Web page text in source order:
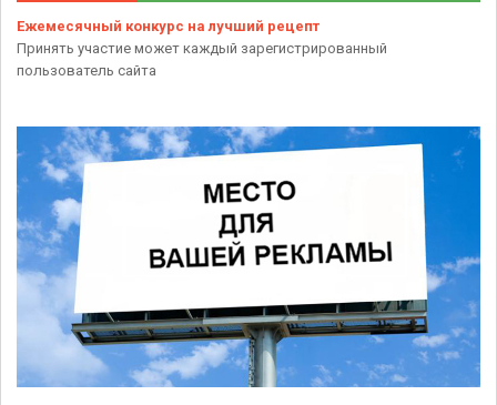
Ежемесячный конкурс на лучший рецепт
Принять участие может каждый зарегистрированный
пользователь сайта